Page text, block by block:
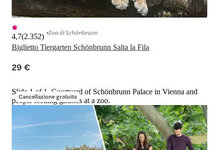
Biglietto Tiergarten Schönbrunn Salta la Fila
4,7(2.352) Zoo di Schönbrunn
29 €
Cancellazione gratuita
Slide 1 of 1, Courtyard of Schönbrunn Palace in Vienna and
people feeding giraffes at a zoo.